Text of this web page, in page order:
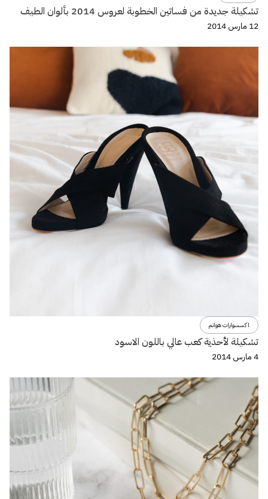
تشكيلة جديدة من فساتين الخطوبة لعروس 2014 بألوان الطيف
12 مارس 2014
اكسسوارات هوانم
تشكيلة لأحذية كعب عالي باللون الاسود
4 مارس 2014